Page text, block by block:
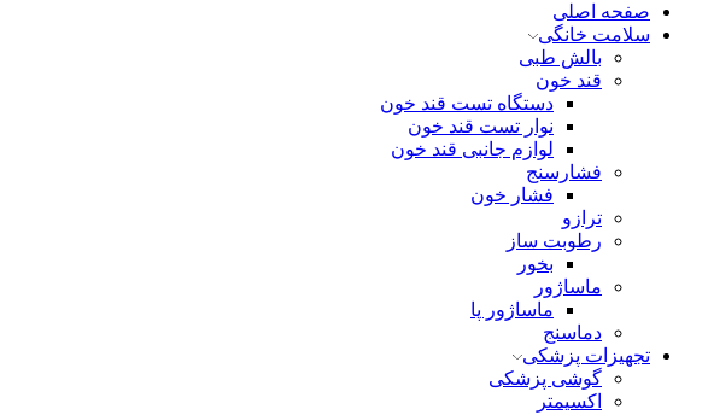
صفحه اصلی
سلامت خانگی
بالش طبی
قند خون
دستگاه تست قند خون
نوار تست قند خون
لوازم جانبی قند خون
فشارسنج
فشار خون
ترازو
رطوبت ساز
بخور
ماساژور
ماساژور پا
دماسنج
تجهیزات پزشکی
گوشی پزشکی
اکسیمتر